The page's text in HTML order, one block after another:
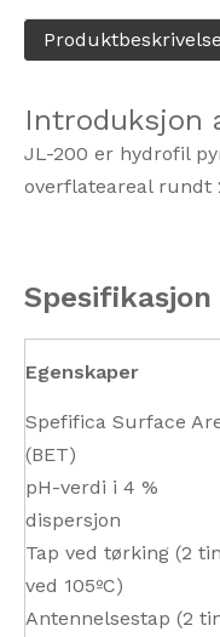
Produktbeskrivelse
Introduksjon
JL-200 er hydrofil
overflateareal rundt
Spesifikasjon
Egenskaper
Spefifica Surface
(BET)
pH-verdi i 4 %
dispersjon
Tap ved tørking (2
ved 105ºC)
Antennelsestap (2